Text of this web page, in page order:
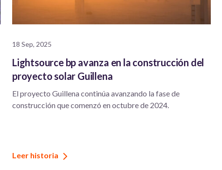
18 Sep, 2025
Lightsource bp avanza en la construcción del
proyecto solar Guillena
El proyecto Guillena continúa avanzando la fase de
construcción que comenzó en octubre de 2024.
Leer historia